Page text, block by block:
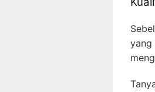
yang